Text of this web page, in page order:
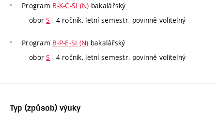
Program B-K-C-SI (N) bakalářský
oborS , 4 ročník, letní semestr, povinně volitelný
Program B-P-E-SI (N) bakalářský
oborS , 4 ročník, letní semestr, povinně volitelný
Typ (způsob) výuky